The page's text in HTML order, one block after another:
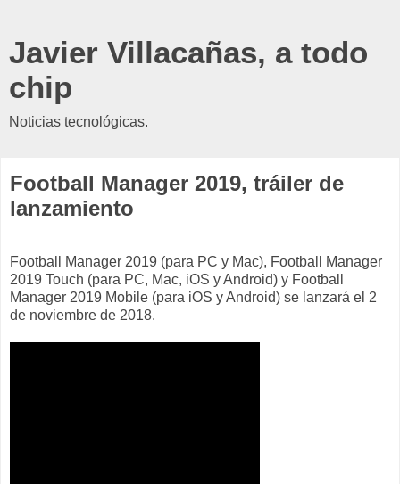
Javier Villacañas, a todo
chip
Noticias tecnológicas.
Football Manager 2019, tráiler de
lanzamiento
Football Manager 2019 (para PC y Mac), Football Manager
2019 Touch (para PC, Mac, iOS y Android) y Football
Manager 2019 Mobile (para iOS y Android) se lanzará el 2
de noviembre de 2018.